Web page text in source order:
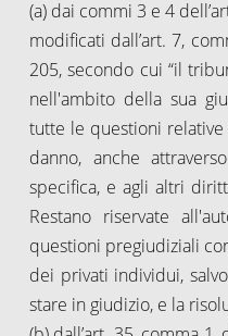
(a) dai commi 3 e 4
modificati dall’art. 7,
205, secondo cui “il
nell'ambito della sua
tutte le questioni
danno, anche
specifica, e agli altri
Restano riservate
questioni pregiudiziali
dei privati individui,
stare in giudizio, e la